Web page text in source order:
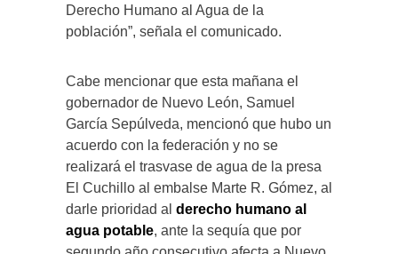
Derecho Humano al Agua de la
población”, señala el comunicado.
Cabe mencionar que esta mañana el
gobernador de Nuevo León, Samuel
García Sepúlveda, mencionó que hubo un
acuerdo con la federación y no se
realizará el trasvase de agua de la presa
El Cuchillo al embalse Marte R. Gómez, al
darle prioridad al derecho humano al
agua potable, ante la sequía que por